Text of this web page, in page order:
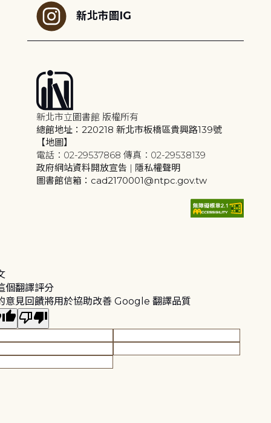
新北市圖IG
新北市立圖書館 版權所有
總館地址：220218 新北市板橋區貴興路139號
【地圖】
電話：02-29537868 傳真：02-29538139
政府網站資料開放宣告 | 隱私權聲明
圖書館信箱：cad2170001@ntpc.gov.tw
個翻譯評分
意見回饋將用於協助改善 Google 翻譯品質